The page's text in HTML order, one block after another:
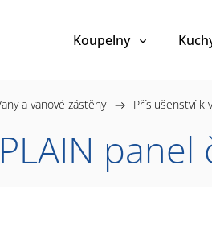
Koupelny
a vanové zástěny / Příslušenství k